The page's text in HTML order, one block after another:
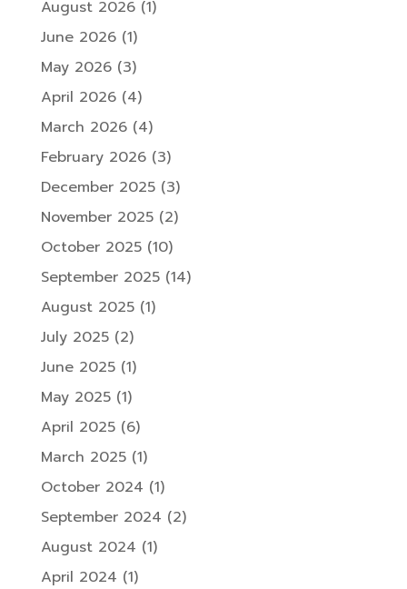
August 2026(1)
June 2026(1)
May 2026(3)
April 2026(4)
March 2026(4)
February 2026(3)
December 2025(3)
November 2025(2)
October 2025(10)
September 2025(14)
August 2025(1)
July 2025(2)
June 2025(1)
May 2025(1)
April 2025(6)
March 2025(1)
October 2024 (1)
September 2024 (2)
August 2024 (1)
April 2024 (1)